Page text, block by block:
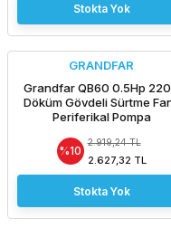
Stokta Yok
GRANDFAR
Grandfar QB60 0.5Hp
Döküm Gövdeli Sürtme
Periferikal Pompa
%10
2.919,24 TL
2.627,32 TL
Stokta Yok